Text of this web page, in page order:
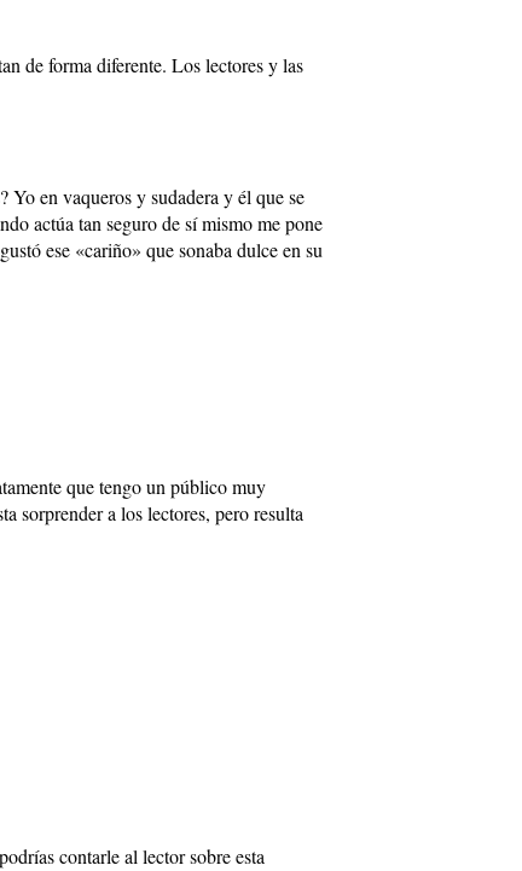
de forma diferente. Los lectores y las
Yo en vaqueros y sudadera y él que se
actúa tan seguro de sí mismo me pone
ese «cariño» que sonaba dulce en su
que tengo un público muy
sorprender a los lectores, pero resulta
contarle al lector sobre esta